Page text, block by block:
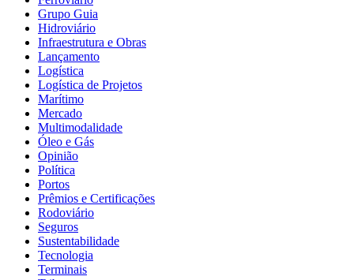
Grupo Guia
Hidroviário
Infraestrutura e Obras
Lançamento
Logística
Logística de Projetos
Marítimo
Mercado
Multimodalidade
Óleo e Gás
Opinião
Política
Portos
Prêmios e Certificações
Rodoviário
Seguros
Sustentabilidade
Tecnologia
Terminais